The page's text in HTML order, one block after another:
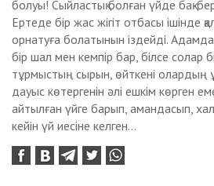
болуы! Сыйластық болған үйде бақ-
Ертеде бір жас жігіт отбасы ішінде
орнатуға болатынын іздейді.
бір шал мен кемпір бар, білсе солар
тұрмыстың сырын, өйткені олардың
дауыс көтергенін әлі ешкім көрген
айтылған үйге барып, амандасып,
кейін үй иесіне келген...